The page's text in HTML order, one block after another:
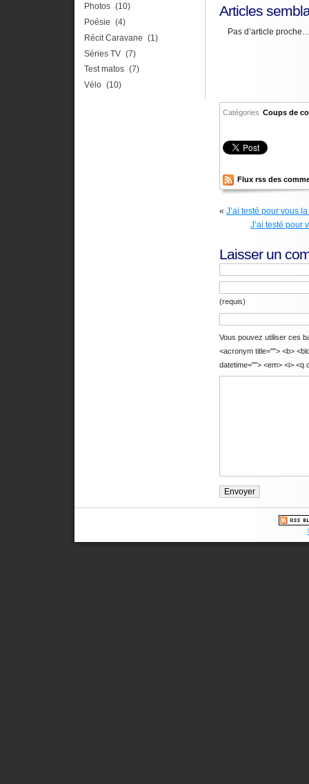
Articles
Pas d’article
Catégories Coups de
Flux rss des
« J’ai testé pour vous
J’ai testé pour
Laisser un
(requis)
Vous pouvez utiliser ces
<acronym title=""> <b>
datetime=""> <em> <i> <q
Photos (10)
Poésie (4)
Récit Caravane (1)
Séries TV (7)
Test matos (7)
Vélo (10)